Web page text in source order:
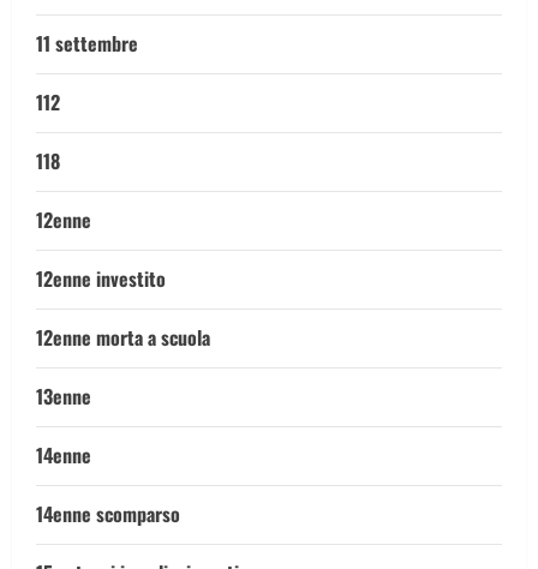
11 settembre
112
118
12enne
12enne investito
12enne morta a scuola
13enne
14enne
14enne scomparso